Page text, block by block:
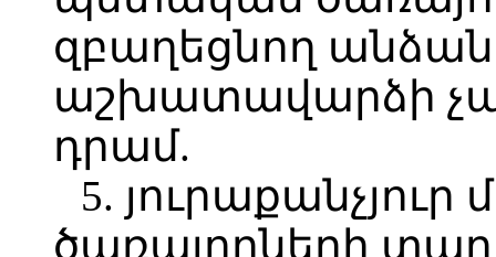
զբաղեցնող
աշխատավարձի
դրամ.
5.
ծառայողների